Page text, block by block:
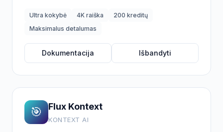
Ultra kokybė 4K raiška
200 kreditų
Maksimalus detalumas
Dokumentacija Išbandyti
🎯 Flux Kontext
KONTEXT AI